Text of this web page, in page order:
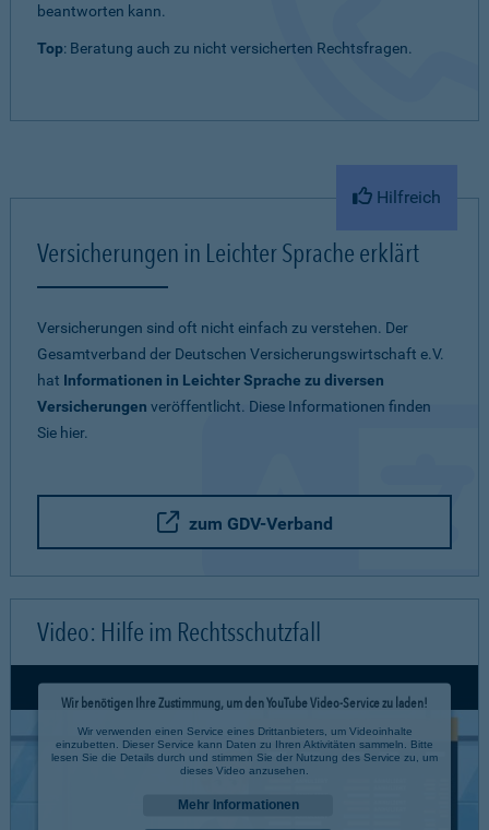
beantworten kann.
Top: Beratung auch zu nicht versicherten Rechtsfragen.
Hilfreich
Versicherungen in Leichter Sprache erklärt
Versicherungen sind oft nicht einfach zu verstehen. Der
Gesamtverband der Deutschen Versicherungswirtschaft e.V.
hat Informationen in Leichter Sprache zu diversen
Versicherungen veröffentlicht. Diese Informationen finden
Sie hier.
zum GDV-Verband
Video: Hilfe im Rechtsschutzfall
Wir benötigen Ihre Zustimmung, um den YouTube Video-Service zu laden!
Wir verwenden einen Service eines Drittanbieters, um Videoinhalte
einzubetten. Dieser Service kann Daten zu Ihren Aktivitäten sammeln. Bitte
lesen Sie die Details durch und stimmen Sie der Nutzung des Service zu, um
dieses Video anzusehen.
Mehr Informationen